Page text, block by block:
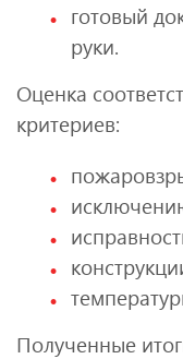
готовый
руки.
Оценка
критериев:
Полученные